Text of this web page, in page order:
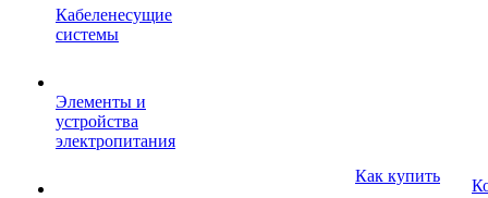
Кабеленесущие
системы
Элементы и
устройства
электропитания
Как купить